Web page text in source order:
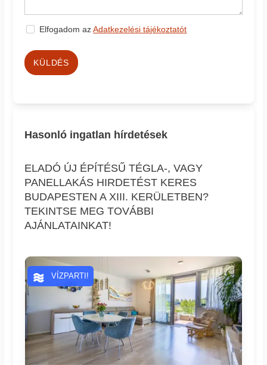
Elfogadom azAdatkezelési tájékoztatót
KÜLDÉS
Hasonló ingatlan hírdetések
ELADÓ ÚJ ÉPÍTÉSŰ TÉGLA-, VAGY
PANELLAKÁS HIRDETÉST KERES
BUDAPESTEN A XIII. KERÜLETBEN?
TEKINTSE MEG TOVÁBBI
AJÁNLATAINKAT!
VÍZPARTI!